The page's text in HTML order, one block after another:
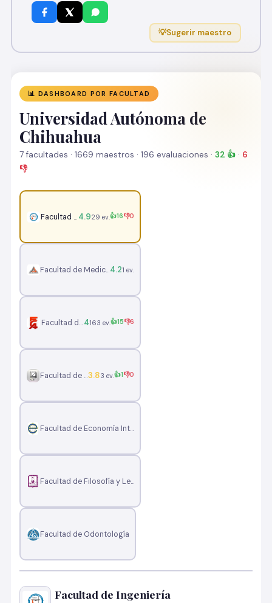
💡Sugerir maestro
📊 DASHBOARD POR FACULTAD
Universidad Autónoma de
Chihuahua
7 facultades · 1669 maestros · 196 evaluaciones · 32 👍 · 6
👎
Facultad de Ingeniería
4.929 ev.👍16👎0
Facultad de Medicina y Ciencias Biomédicas
4.21 ev.
Facultad de Contaduría y Administración
4163 ev.👍15👎6
Facultad de Derecho
3.83 ev.👍1👎0
Facultad de Economía Internacional
Facultad de Filosofía y Letras
Facultad de Odontología
Facultad de Ingeniería